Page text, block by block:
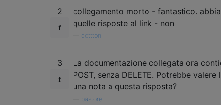
2
collegamento morto - fantastico.
quelle risposte al link - non
cottton
3
La documentazione collegata ora
POST, senza DELETE. Potrebbe
una nota a questa risposta?
pastore